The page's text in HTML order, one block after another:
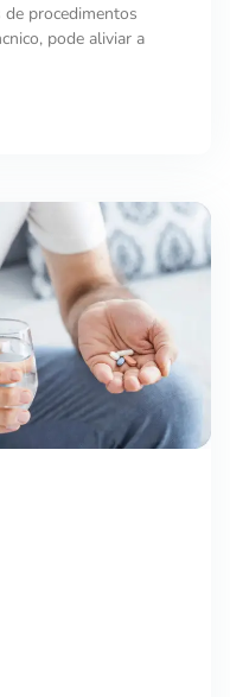
de procedimentos
pode aliviar a